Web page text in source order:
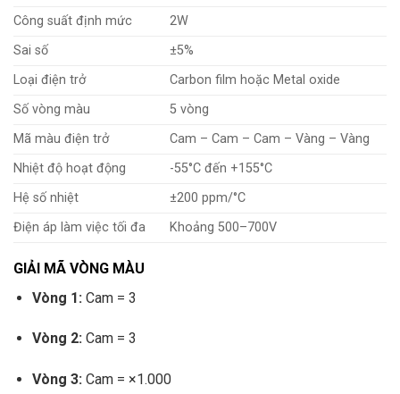
Công suất định mức
2W
Sai số
±5%
Loại điện trở
Carbon film hoặc Metal oxide
Số vòng màu
5 vòng
Mã màu điện trở
Cam – Cam – Cam – Vàng – Vàng
Nhiệt độ hoạt động
-55°C đến +155°C
Hệ số nhiệt
±200 ppm/°C
Điện áp làm việc tối đa
Khoảng 500–700V
GIẢI MÃ VÒNG MÀU
Vòng 1: Cam = 3
Vòng 2:Cam = 3
Vòng 3:Cam = ×1.000